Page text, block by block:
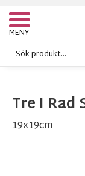
Meny
Tre I Rad
19x19cm